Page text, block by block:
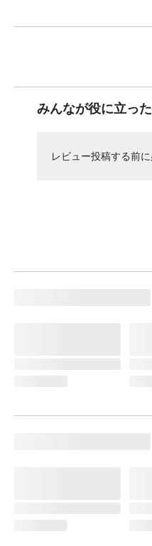
みんなが役に立っ
レビュー投稿する前